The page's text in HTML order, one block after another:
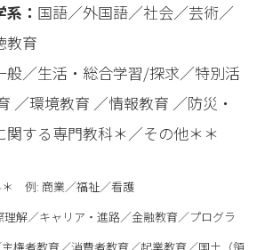
： 国語／外国語／社会／芸術／
教育
般／生活・総合学習/探求／特別活
／環境教育 ／情報教育 ／防災・
関する専門教科＊／その他＊＊
例: 商業／福祉／看護
解／キャリア・進路／金融教育／プログラ
権者教育／消費者教育／起業教育／国土（領